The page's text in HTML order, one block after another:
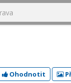
Ohodnotit